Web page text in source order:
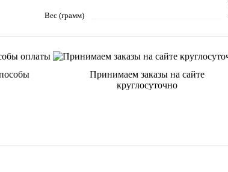
Вес (грамм)
Принимаем заказы на сайте
круглосуточно